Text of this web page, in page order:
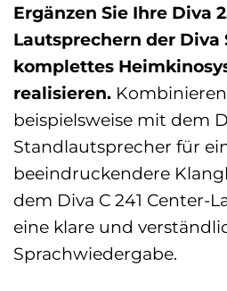
Ergänzen Sie Ihre Diva
Lautsprechern der Diva
komplettes
realisieren.
beispielsweise mit dem
Standlautsprecher für
beeindruckendere
dem Diva C 241 Center-
eine klare und
Sprachwiedergabe.